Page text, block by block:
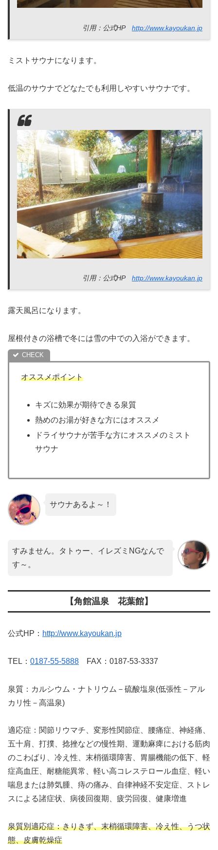
引用：公式HP http://www.kayoukan.jp
ミストサウナになります。
低温のサウナでどなたでも利用しやすいサウナです。
引用：公式HP http://www.kayoukan.jp
露天風呂になります。
屋根付きの浴槽で冬には雪の中での入浴ができます。
オススメポイント
キズに効果が期待できる泉質
熱めのお湯が好きな方にはオススメ
ドライサウナが苦手な方にオススメのミスト
サウナ
サウナあるよ～！
すみません。タトゥー、イレズミNGなんで
す～。
【角館温泉 花葉館】
公式HP： http://www.kayoukan.jp
TEL： 0187-55-5888 FAX：0187-53-3337
泉質：カルシウム・ナトリウム－硫酸塩泉(低張性－アル
カリ性－高温泉)
適応症：関節リウマチ、変形性関節症、腰痛症、神経痛、
五十肩、打撲、捻挫などの慢性期、運動麻痺における筋肉
のこわばり、冷え性、末梢循環障害、胃腸機能の低下、軽
症高血圧、耐糖能異常、軽い高コレステロール血症、軽い
喘息または肺気腫、痔の痛み、自律神経不安定症、ストレ
スによる諸症状、病後回復期、疲労回復、健康増進
泉質別適応症：きりきず、末梢循環障害、冷え性、うつ状
態、皮膚乾燥症